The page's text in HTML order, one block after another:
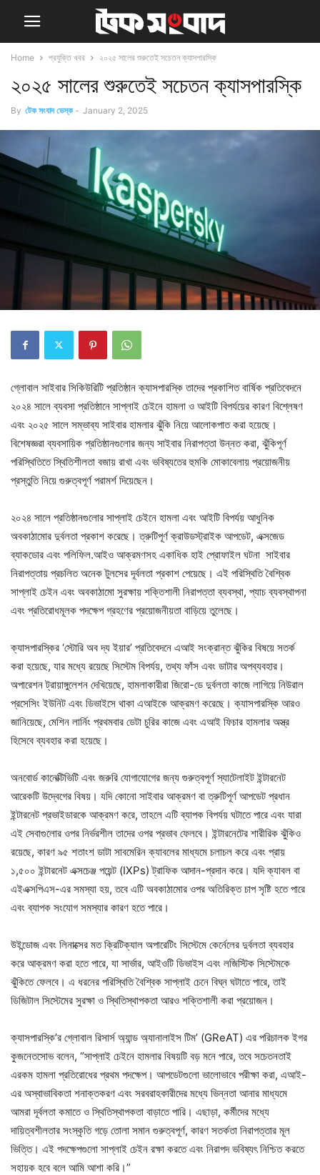
Home প্রযুক্তি খবর ২০২৫ সালের শুরুতেই সচেতন ক্যাসপারস্কি
২০২৫ সালের শুরুতেই সচেতন ক্যাসপারস্কি
By টেক সংবাদ ডেস্ক - January 2, 2025
গ্লোবাল সাইবার সিকিউরিটি প্রতিষ্ঠান ক্যাসপারস্কি তাদের প্রকাশিত বার্ষিক প্রতিবেদনে
২০২৪ সালে ব্যবসা প্রতিষ্ঠানে সাপ্লাই চেইনে হামলা ও আইটি বিপর্যয়ের কারণ বিশ্লেষণ
এবং ২০২৫ সালে সম্ভাব্য সাইবার হামলার ঝুঁকি নিয়ে আলোকপাত করা হয়েছে।
বিশেষজ্ঞরা ব্যবসায়িক প্রতিষ্ঠানগুলোর জন্য সাইবার নিরাপত্তা উন্নত করা, ঝুঁকিপূর্ণ
পরিস্থিতিতে স্থিতিশীলতা বজায় রাখা এবং ভবিষ্যতের হুমকি মোকাবেলায় প্রয়োজনীয়
প্রস্তুতি নিয়ে গুরুত্বপূর্ণ পরামর্শ দিয়েছেন।
২০২৪ সালে প্রতিষ্ঠানগুলোর সাপ্লাই চেইনে হামলা এবং আইটি বিপর্যয় আধুনিক
অবকাঠামোর দুর্বলতা প্রকাশ করেছে। ত্রুটিপূর্ণ ক্রাউডস্ট্রাইক আপডেট, এক্সজেড
ব্যাকডোর এবং পলিফিল.আইও আক্রমণসহ একাধিক হাই প্রোফাইল ঘটনা সাইবার
নিরাপত্তায় প্রচলিত অনেক টুলসের দূর্বলতা প্রকাশ পেয়েছে। এই পরিস্থিতি বৈশ্বিক
সাপ্লাই চেইন এবং অবকাঠামো সুরক্ষায় শক্তিশালী নিরাপত্তা ব্যবস্থা, প্যাচ ব্যবস্থাপনা
এবং প্রতিরোধমূলক পদক্ষেপ গ্রহণের প্রয়োজনীয়তা বাড়িয়ে তুলেছে।
ক্যাসপারস্কির ‘স্টোরি অব দ্য ইয়ার’ প্রতিবেদনে এআই সংক্রান্ত ঝুঁকির বিষয়ে সতর্ক
করা হয়েছে, যার মধ্যে রয়েছে সিস্টেম বিপর্যয়, তথ্য ফাঁস এবং ডাটার অপব্যবহার।
অপারেশন ট্রায়াঙ্গুলেশন দেখিয়েছে, হামলাকারীরা জিরো-ডে দুর্বলতা কাজে লাগিয়ে নিউরাল
প্রসেসিং ইউনিট এবং ডিভাইসে থাকা এআইকে আক্রমণ করেছে। ক্যাসপারস্কি আরও
জানিয়েছে, মেশিন লার্নিং প্রথমবার ডেটা চুরির কাজে এবং এআই ফিচার হামলার অস্ত্র
হিসেবে ব্যবহার করা হয়েছে।
অনবোর্ড কানেক্টিভিটি এবং জরুরি যোগাযোগের জন্য গুরুত্বপূর্ণ স্যাটেলাইট ইন্টারনেট
আরেকটি উদ্বেগের বিষয়। যদি কোনো সাইবার আক্রমণ বা ত্রুটিপূর্ণ আপডেট প্রধান
ইন্টারনেট প্রভাইডারকে আক্রমণ করে, তাহলে এটি ব্যাপক বিপর্যয় ঘটাতে পারে এবং যারা
এই সেবাগুলোর ওপর নির্ভরশীল তাদের ওপর প্রভাব ফেলবে। ইন্টারনেটের শারীরিক ঝুঁকিও
রয়েছে, কারণ ৯৫ শতাংশ ডাটা সাবমেরিন ক্যাবলের মাধ্যমে চলাচল করে এবং প্রায়
১,৫০০ ইন্টারনেট এক্সচেঞ্জ পয়েন্ট (IXPs) ট্রাফিক আদান-প্রদান করে। যদি ক্যাবল বা
এইএক্সপিএস-এর সমস্যা হয়, তবে এটি অবকাঠামোর ওপর অতিরিক্ত চাপ সৃষ্টি হতে পারে
এবং ব্যাপক সংযোগ সমস্যার কারণ হতে পারে।
উইন্ডোজ এবং লিনাক্সের মত ক্রিটিক্যাল অপারেটিং সিস্টেমে কের্নেলের দুর্বলতা ব্যবহার
করে আক্রমণ করা হতে পারে, যা সার্ভার, আইওটি ডিভাইস এবং লজিস্টিক সিস্টেমকে
ঝুঁকিতে ফেলবে। এ ধরনের পরিস্থিতি বৈশ্বিক সাপ্লাই চেনে বিঘ্ন ঘটাতে পারে, তাই
ডিজিটাল সিস্টেমের সুরক্ষা ও স্থিতিস্থাপকতা আরও শক্তিশালী করা প্রয়োজন।
ক্যাসপারস্কি’র গ্লোবাল রিসার্স অ্যান্ড অ্যানালাইস টিম’ (GReAT) এর পরিচালক ইগর
কুজনেতসোভ বলেন, “সাপ্লাই চেইনে হামলার বিষয়টি বড় মনে পারে, তবে সচেতনতাই
এরকম হামলা প্রতিরোধের প্রথম পদক্ষেপ। আপডেটগুলো ভালোভাবে পরীক্ষা করা, এআই-
এর অস্বাভাবিকতা শনাক্তকরণ এবং সরবরাহকারীদের মধ্যে ভিন্নতা আনার মাধ্যমে
আমরা দূর্বলতা কমাতে ও স্থিতিস্থাপকতা বাড়াতে পারি। এছাড়া, কর্মীদের মধ্যে
দায়িত্বশীলতার সংস্কৃতি গড়ে তোলা সমান গুরুত্বপূর্ণ, কারণ সতর্কতা নিরাপত্তার মূল
ভিত্তি। এই পদক্ষেপগুলো সাপ্লাই চেইন রক্ষা করতে এবং নিরাপদ ভবিষ্যৎ নিশ্চিত করতে
সহায়ক হবে বলে আমি আশা করি।”